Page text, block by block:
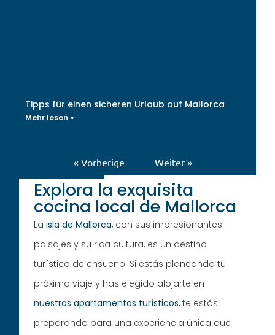
Tipps für einen sicheren Urlaub auf Mallorca
Mehr lesen »
« Vorherige Weiter »
Explora la exquisita
cocina local de Mallorca
Laisla de Mallorca, con sus impresionantes
paisajes y su rica cultura, es un destino
turístico de ensueño. Si estás planeando tu
próximo viaje y has elegido alojarte en
nuestros apartamentos turísticos, te estás
preparando para una experiencia única que